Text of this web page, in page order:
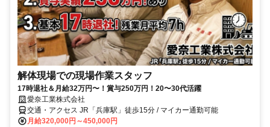
解体現場での現場作業スタッフ
17時退社＆月給32万円〜！賞与250万円！20〜30代活躍
愛奈工業株式会社
交通・アクセス JR「兵庫駅」徒歩15分 / マイカー通勤可能
月給320,000円～450,000円